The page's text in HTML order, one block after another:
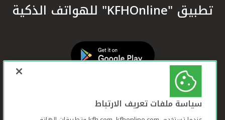
تطبيق "KFHOnline" للهواتف الذكية
سياسة ملفات تعريف الارتباط